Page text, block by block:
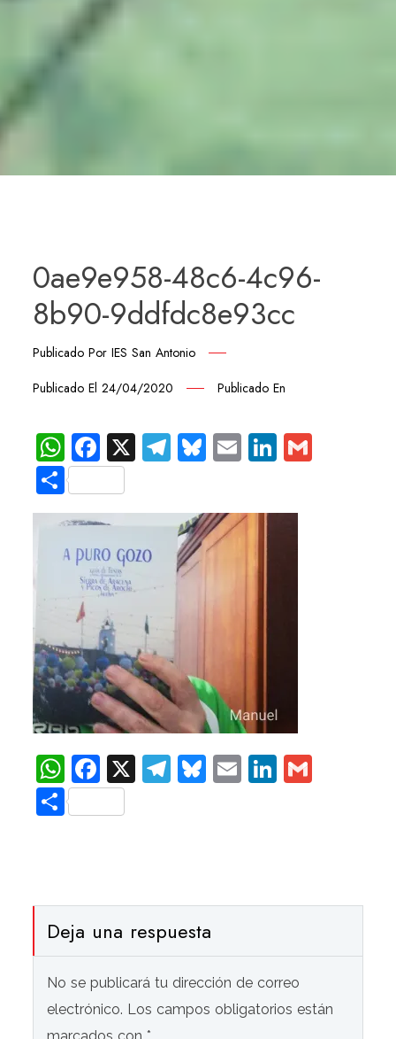
0ae9e958-48c6-4c96-
8b90-9ddfdc8e93cc
Publicado PorIES San Antonio
Publicado El24/04/2020 Publicado En
WhatsApp
Facebook
X Telegram
Bluesky
EmailLinkedIn
Compartir
WhatsApp
Facebook
X Telegram
Bluesky
EmailLinkedIn
Compartir
Deja una respuesta
No se publicará tu dirección de correo
electrónico. Los campos obligatorios están
marcados con *.